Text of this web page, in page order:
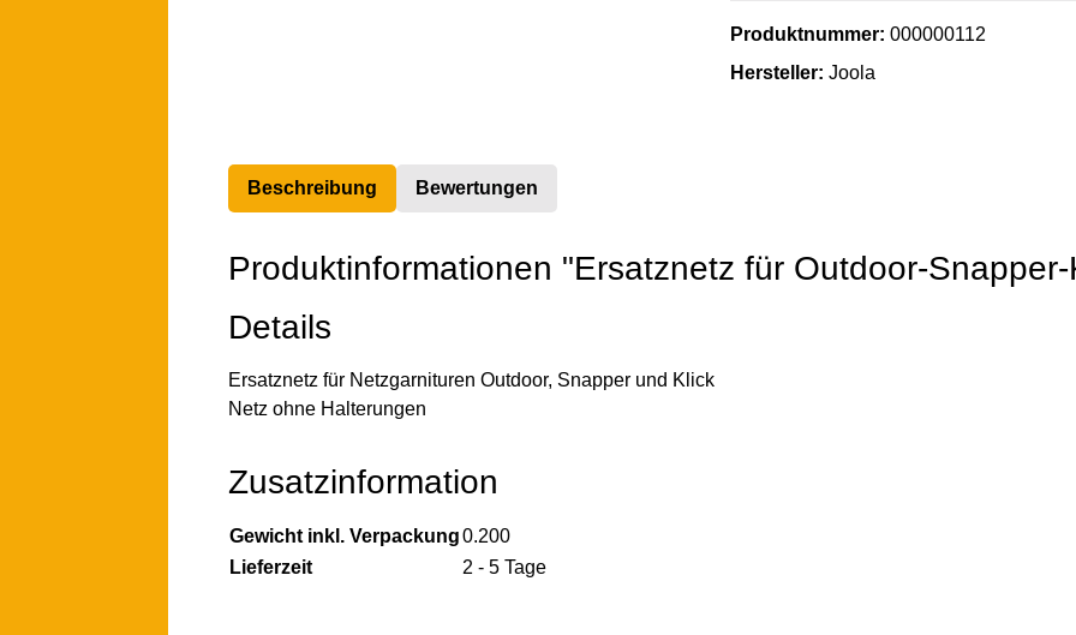
Produktnummer:000000112
Hersteller:Joola
Beschreibung Bewertungen
Produktinformationen "Ersatznetz für Outdoor-Snapper-
Details
Ersatznetz für Netzgarnituren Outdoor, Snapper und Klick
Netz ohne Halterungen
Zusatzinformation
Gewicht inkl. Verpackung0.200
Lieferzeit
2 - 5 Tage